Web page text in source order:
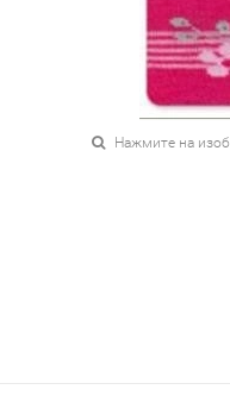
Нажмите на